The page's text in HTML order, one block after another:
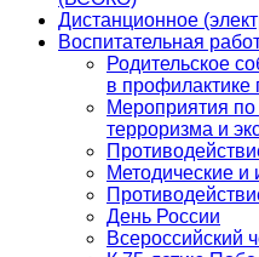
Дистанционное
Воспитательная
Родительское
в
Мероприятия
терроризма и
Методические
День России
Всероссийский